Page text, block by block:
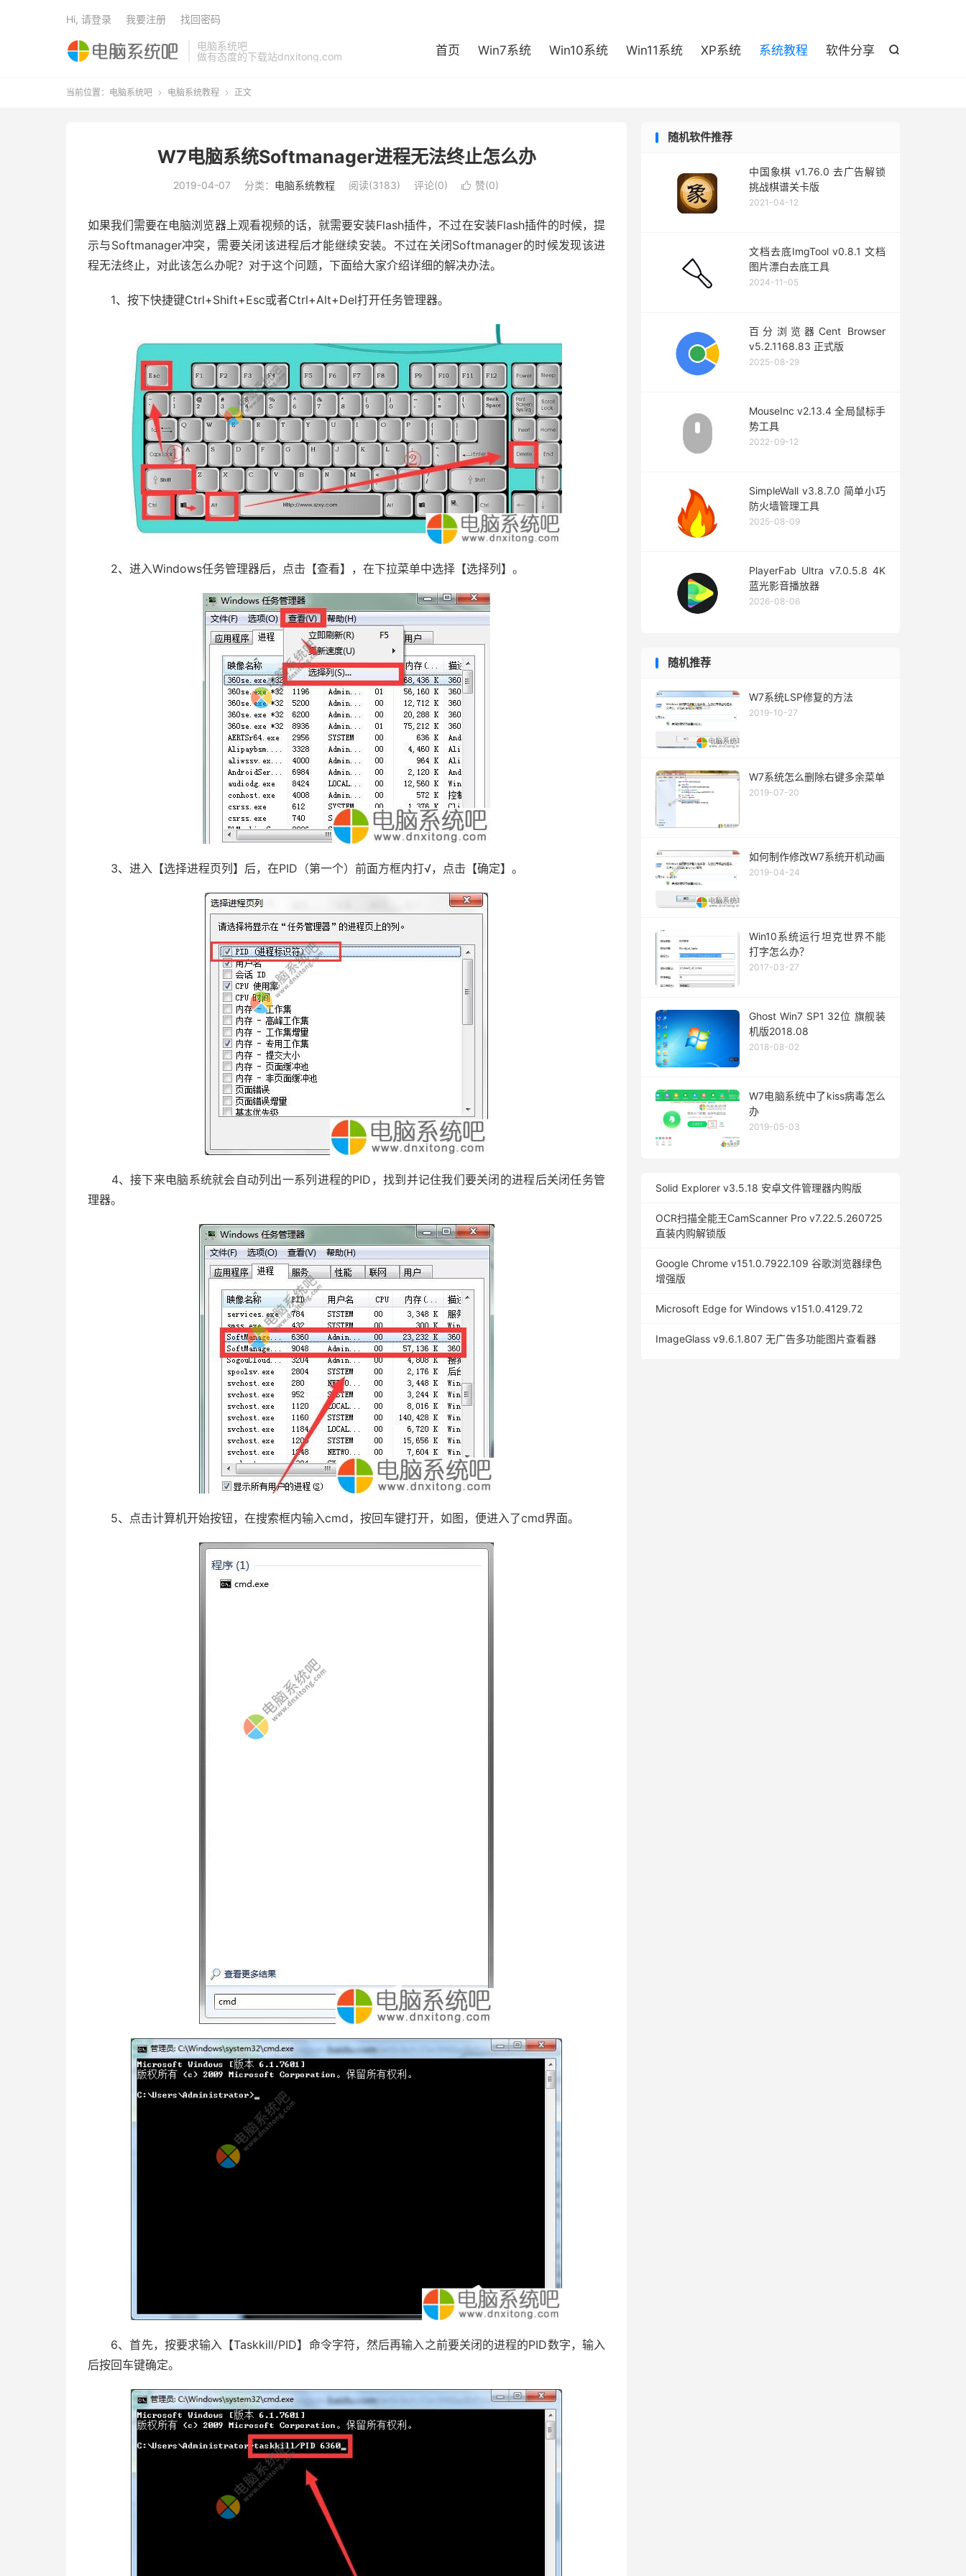
电脑系统吧
做有态度的下载站dnxitong.com

首页 Win7系统 Win10系统 Win11系统 XP系统 系统教程 软件分享
Hi, 请登录 我要注册 找回密码
当前位置： 电脑系统吧  电脑系统教程  正文
W7电脑系统Softmanager进程无法终止怎么办
2019-04-07 分类： 电脑系统教程 阅读(3183) 评论(0)  赞(0)
如果我们需要在电脑浏览器上观看视频的话，就需要安装Flash插件，不过在安装Flash插件的时候，提
示与Softmanager冲突，需要关闭该进程后才能继续安装。不过在关闭Softmanager的时候发现该进
程无法终止，对此该怎么办呢？对于这个问题，下面给大家介绍详细的解决办法。
1、按下快捷键Ctrl+Shift+Esc或者Ctrl+Alt+Del打开任务管理器。
2、进入Windows任务管理器后，点击【查看】，在下拉菜单中选择【选择列】。
3、进入【选择进程页列】后，在PID（第一个）前面方框内打√，点击【确定】。
4、接下来电脑系统就会自动列出一系列进程的PID，找到并记住我们要关闭的进程后关闭任务管
理器。
5、点击计算机开始按钮，在搜索框内输入cmd，按回车键打开，如图，便进入了cmd界面。
6、首先，按要求输入【Taskkill/PID】命令字符，然后再输入之前要关闭的进程的PID数字，输入
后按回车键确定。
随机软件推荐
中国象棋 v1.76.0 去广告解锁
挑战棋谱关卡版
2021-04-12
文档去底ImgTool v0.8.1 文档
图片漂白去底工具
2024-11-05
百分浏览器Cent Browser
v5.2.1168.83 正式版
2025-08-29
MouseInc v2.13.4 全局鼠标手
势工具
2022-09-12
SimpleWall v3.8.7.0 简单小巧
防火墙管理工具
2025-08-09
PlayerFab Ultra v7.0.5.8 4K
蓝光影音播放器
2026-08-06
随机推荐
W7系统LSP修复的方法
2019-10-27
W7系统怎么删除右键多余菜单
2019-07-20
如何制作修改W7系统开机动画
2019-04-24
Win10系统运行坦克世界不能
打字怎么办？
2017-03-27
Ghost Win7 SP1 32位 旗舰装
机版2018.08
2018-08-02
W7电脑系统中了kiss病毒怎么
办
2019-05-03
Solid Explorer v3.5.18 安卓文件管理器内购版
OCR扫描全能王CamScanner Pro v7.22.5.260725
直装内购解锁版
Google Chrome v151.0.7922.109 谷歌浏览器绿色
增强版
Microsoft Edge for Windows v151.0.4129.72
ImageGlass v9.6.1.807 无广告多功能图片查看器